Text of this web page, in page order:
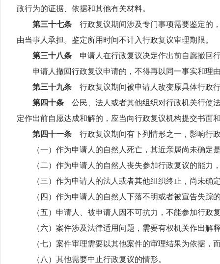
政行为的证据、依据和其他有关材料。
第三十七条 行政复议期间涉及专门事项需要鉴定的
由当事人承担。鉴定所用时间不计入行政复议审理期限。
第三十八条 申请人在行政复议决定作出前自愿撤回
申请人撤回行政复议申请的，不得再以同一事实和理由
第三十九条 行政复议期间被申请人改变原具体行政
第四十条 公民、法人或者其他组织对行政机关行使
定作出前自愿达成和解的，应当向行政复议机构提交书面
第四十一条 行政复议期间有下列情形之一，影响行
（一）作为申请人的自然人死亡，其近亲属尚未确定
（二）作为申请人的自然人丧失参加行政复议的能力
（三）作为申请人的法人或者其他组织终止，尚未确
（四）作为申请人的自然人下落不明或者被宣告失踪
（五）申请人、被申请人因不可抗力，不能参加行政
（六）案件涉及法律适用问题，需要有权机关作出解
（七）案件审理需要以其他案件的审理结果为依据，
（八）其他需要中止行政复议的情形。